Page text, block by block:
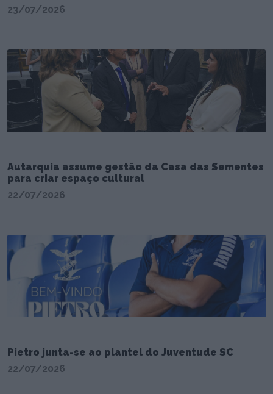
23/07/2026
Autarquia assume gestão da Casa das Sementes
para criar espaço cultural
22/07/2026
Pietro junta-se ao plantel do Juventude SC
22/07/2026